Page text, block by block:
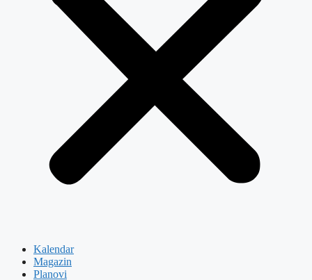
Kalendar
Magazin
Planovi